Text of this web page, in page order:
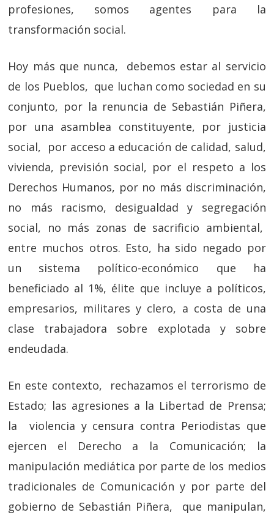
profesiones, somos agentes para la
transformación social.
Hoy más que nunca, debemos estar al servicio
de los Pueblos, que luchan como sociedad en su
conjunto, por la renuncia de Sebastián Piñera,
por una asamblea constituyente, por justicia
social, por acceso a educación de calidad, salud,
vivienda, previsión social, por el respeto a los
Derechos Humanos, por no más discriminación,
no más racismo, desigualdad y segregación
social, no más zonas de sacrificio ambiental,
entre muchos otros. Esto, ha sido negado por
un sistema político-económico que ha
beneficiado al 1%, élite que incluye a políticos,
empresarios, militares y clero, a costa de una
clase trabajadora sobre explotada y sobre
endeudada.
En este contexto, rechazamos el terrorismo de
Estado; las agresiones a la Libertad de Prensa;
la violencia y censura contra Periodistas que
ejercen el Derecho a la Comunicación; la
manipulación mediática por parte de los medios
tradicionales de Comunicación y por parte del
gobierno de Sebastián Piñera, que manipulan,